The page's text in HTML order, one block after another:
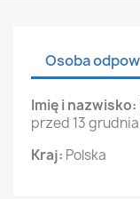
Osoba
Imię i nazwisko:
przed 13
Kraj: Polska